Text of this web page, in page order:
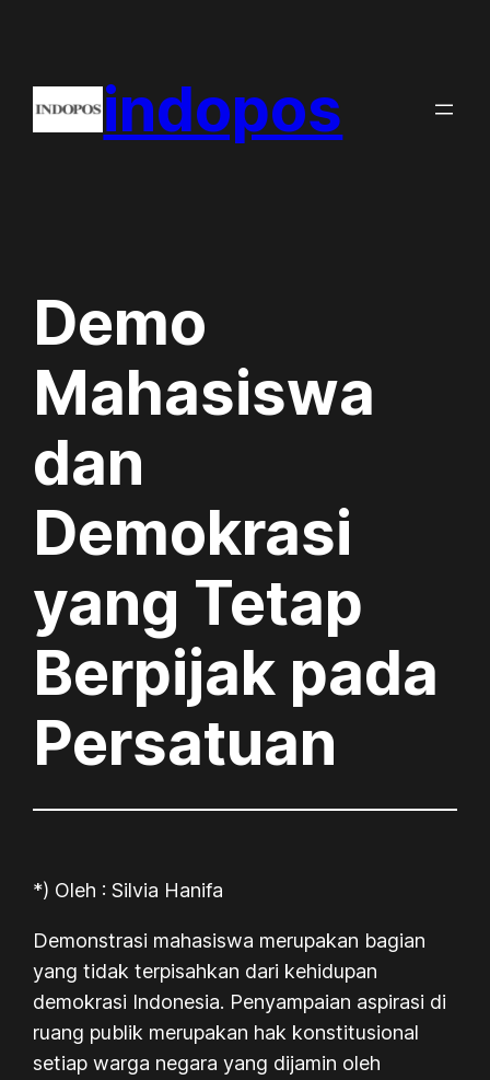
content
indopos
Demo
Mahasiswa
dan
Demokrasi
yang Tetap
Berpijak pada
Persatuan
*) Oleh : Silvia Hanifa
Demonstrasi mahasiswa merupakan bagian
yang tidak terpisahkan dari kehidupan
demokrasi Indonesia. Penyampaian aspirasi di
ruang publik merupakan hak konstitusional
setiap warga negara yang dijamin oleh